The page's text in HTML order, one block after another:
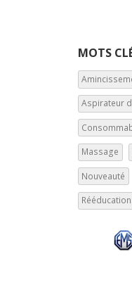
MOTS
Aspirateur
Massage
Nouveauté